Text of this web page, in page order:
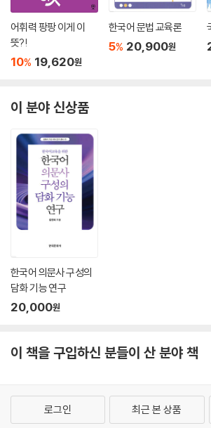
어휘력 팡팡 이게 이
뜻?!
10% 19,620원
한국어 문법 교육론
5% 20,900원
이 분야 신상품
한국어 의문사 구성의
담화 기능 연구
20,000원
이 책을 구입하신 분들이 산 분야 책
로그인 최근 본 상품